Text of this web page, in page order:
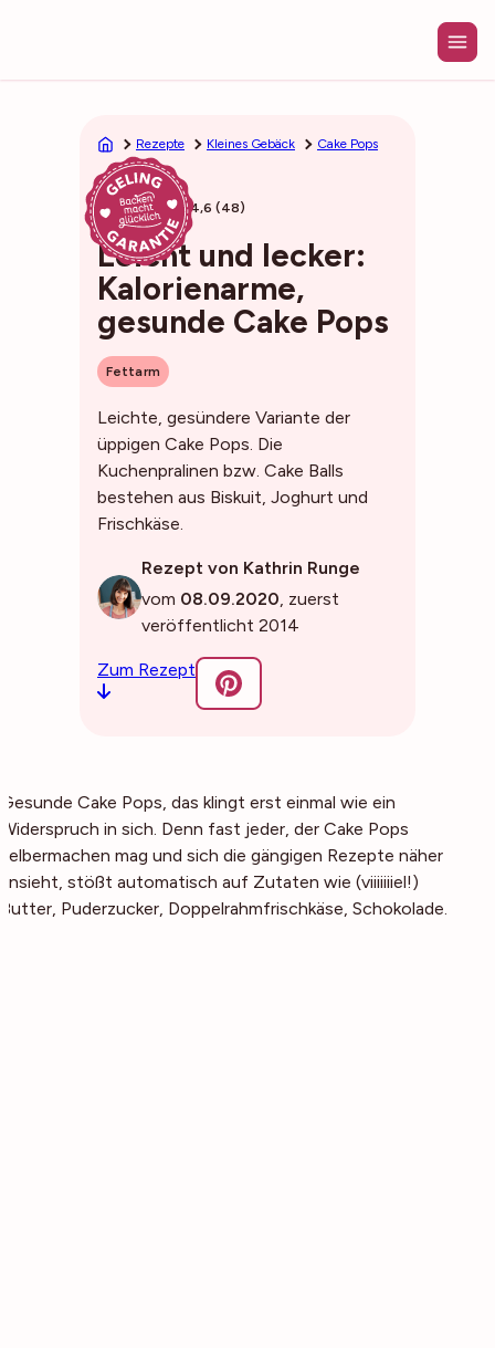
Rezepte Kleines Gebäck Cake Pops
32min 4,6 (48)
Leicht und lecker:
Kalorienarme,
gesunde Cake Pops
Fettarm
Leichte, gesündere Variante der
üppigen Cake Pops. Die
Kuchenpralinen bzw. Cake Balls
bestehen aus Biskuit, Joghurt und
Frischkäse.
Rezept von Kathrin Runge
vom 08.09.2020, zuerst
veröffentlicht 2014
Zum Rezept
Gesunde Cake Pops, das klingt erst einmal wie ein
Widerspruch in sich. Denn fast jeder, der Cake Pops
selbermachen mag und sich die gängigen Rezepte näher
ansieht, stößt automatisch auf Zutaten wie (viiiiiiiel!)
Butter, Puderzucker, Doppelrahmfrischkäse, Schokolade.